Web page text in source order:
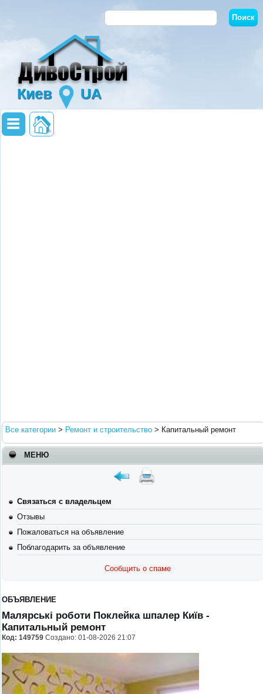
Киев UA
Все категории > Ремонт и строительство > Капитальный ремонт
МЕНЮ
Связаться с владельцем
Отзывы
Пожаловаться на объявление
Поблагодарить за объявление
Сообщить о спаме
ОБЪЯВЛЕНИЕ
Малярські роботи Поклейка шпалер Київ -
Капитальный ремонт
Код: 149759 Создано: 01-08-2026 21:07